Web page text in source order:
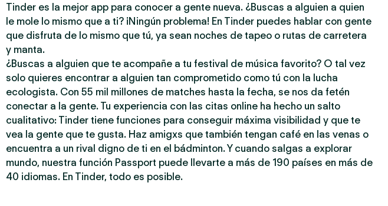
Tinder es la mejor app para conocer a gente nueva. ¿Buscas a alguien a quien
le mole lo mismo que a ti? ¡Ningún problema! En Tinder puedes hablar con gente
que disfruta de lo mismo que tú, ya sean noches de tapeo o rutas de carretera
y manta.
¿Buscas a alguien que te acompañe a tu festival de música favorito? O tal vez
solo quieres encontrar a alguien tan comprometido como tú con la lucha
ecologista. Con 55 mil millones de matches hasta la fecha, se nos da fetén
conectar a la gente. Tu experiencia con las citas online ha hecho un salto
cualitativo: Tinder tiene funciones para conseguir máxima visibilidad y que te
vea la gente que te gusta. Haz amigxs que también tengan café en las venas o
encuentra a un rival digno de ti en el bádminton. Y cuando salgas a explorar
mundo, nuestra función Passport puede llevarte a más de 190 países en más de
40 idiomas. En Tinder, todo es posible.